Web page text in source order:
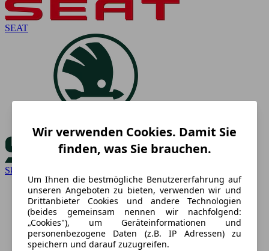
SEAT
Skoda
Wir verwenden Cookies. Damit Sie
finden, was Sie brauchen.
Um Ihnen die bestmögliche Benutzererfahrung auf
unseren Angeboten zu bieten, verwenden wir und
Drittanbieter Cookies und andere Technologien
(beides gemeinsam nennen wir nachfolgend:
„Cookies"), um Geräteinformationen und
personenbezogene Daten (z.B. IP Adressen) zu
speichern und darauf zuzugreifen.